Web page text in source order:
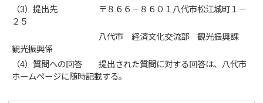
（3）提出先 〒８６６－８６０１八代市松江城町１－
２５
八代市 経済文化交流部 観光振興課
観光振興係
（4）質問への回答 提出された質問に対する回答は、八代市
ホームページに随時記載する。